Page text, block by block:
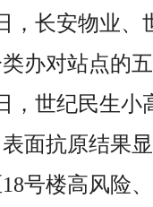
，长安物业
办对站点的
，世纪民生
表面抗原结果
号楼高风险